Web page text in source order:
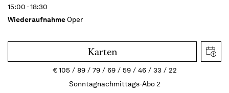
15:00 - 18:30
WiederaufnahmeOper
Karten
€105 89 79 69 59 46 33
22
Sonntagnachmittags-Abo 2